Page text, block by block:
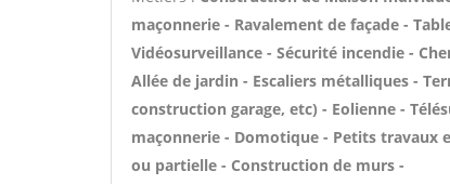
maçonnerie - Ravalement de façade -
Vidéosurveillance - Sécurité incendie -
Allée de jardin - Escaliers métalliques -
construction garage, etc) - Eolienne -
maçonnerie - Domotique - Petits travaux
ou partielle - Construction de murs -